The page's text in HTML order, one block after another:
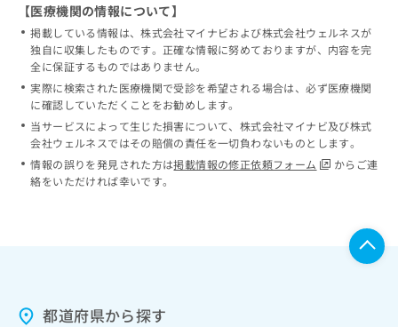
【医療機関の情報について】
掲載している情報は、株式会社マイナビおよび株式会社ウェルネスが
独自に収集したものです。正確な情報に努めておりますが、内容を完
全に保証するものではありません。
実際に検索された医療機関で受診を希望される場合は、必ず医療機関
に確認していただくことをお勧めします。
当サービスによって生じた損害について、株式会社マイナビ及び株式
会社ウェルネスではその賠償の責任を一切負わないものとします。
情報の誤りを発見された方は掲載情報の修正依頼フォーム
からご連
絡をいただければ幸いです。
都道府県から探す